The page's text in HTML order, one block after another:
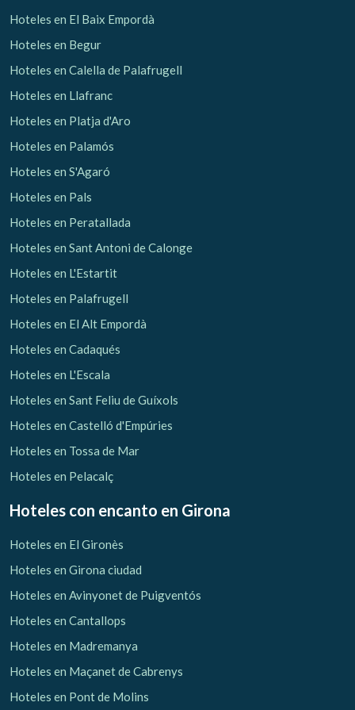
Hoteles en El Baix Empordà
Hoteles en Begur
Hoteles en Calella de Palafrugell
Hoteles en Llafranc
Hoteles en Platja d'Aro
Hoteles en Palamós
Hoteles en S'Agaró
Hoteles en Pals
Hoteles en Peratallada
Hoteles en Sant Antoni de Calonge
Hoteles en L'Estartit
Hoteles en Palafrugell
Hoteles en El Alt Empordà
Hoteles en Cadaqués
Hoteles en L'Escala
Hoteles en Sant Feliu de Guíxols
Hoteles en Castelló d'Empúries
Hoteles en Tossa de Mar
Hoteles en Pelacalç
Hoteles con encanto en Girona
Hoteles en El Gironès
Hoteles en Girona ciudad
Hoteles en Avinyonet de Puigventós
Hoteles en Cantallops
Hoteles en Madremanya
Hoteles en Maçanet de Cabrenys
Hoteles en Pont de Molins
Guardar configuración